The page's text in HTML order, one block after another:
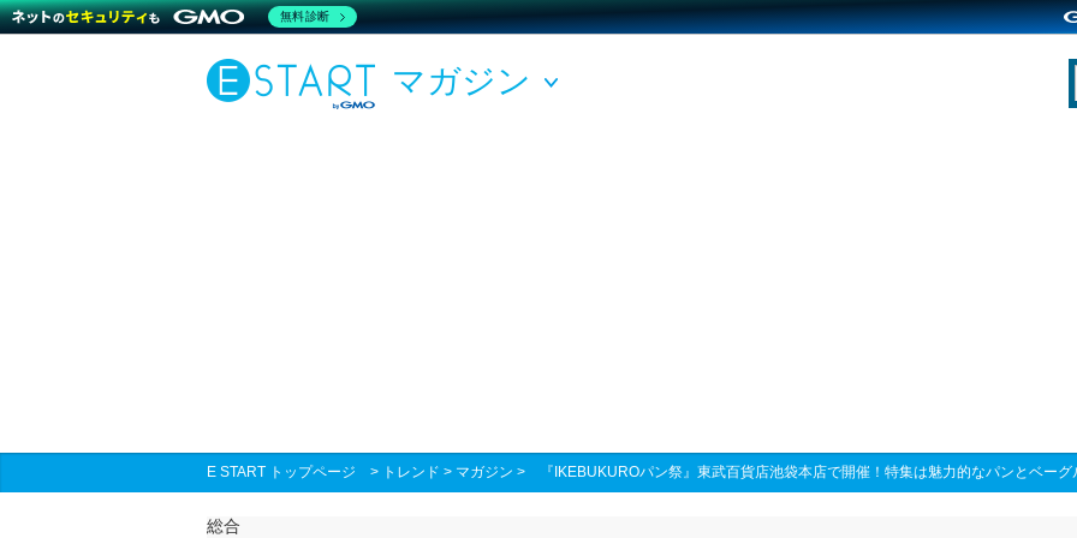
マガジン
E START トップページ > トレンド > マガジン > 『IKEBUKUROパン祭』東武百貨店池袋本店で開催！特集は魅力的なパンとベーグ
総合
無料診断